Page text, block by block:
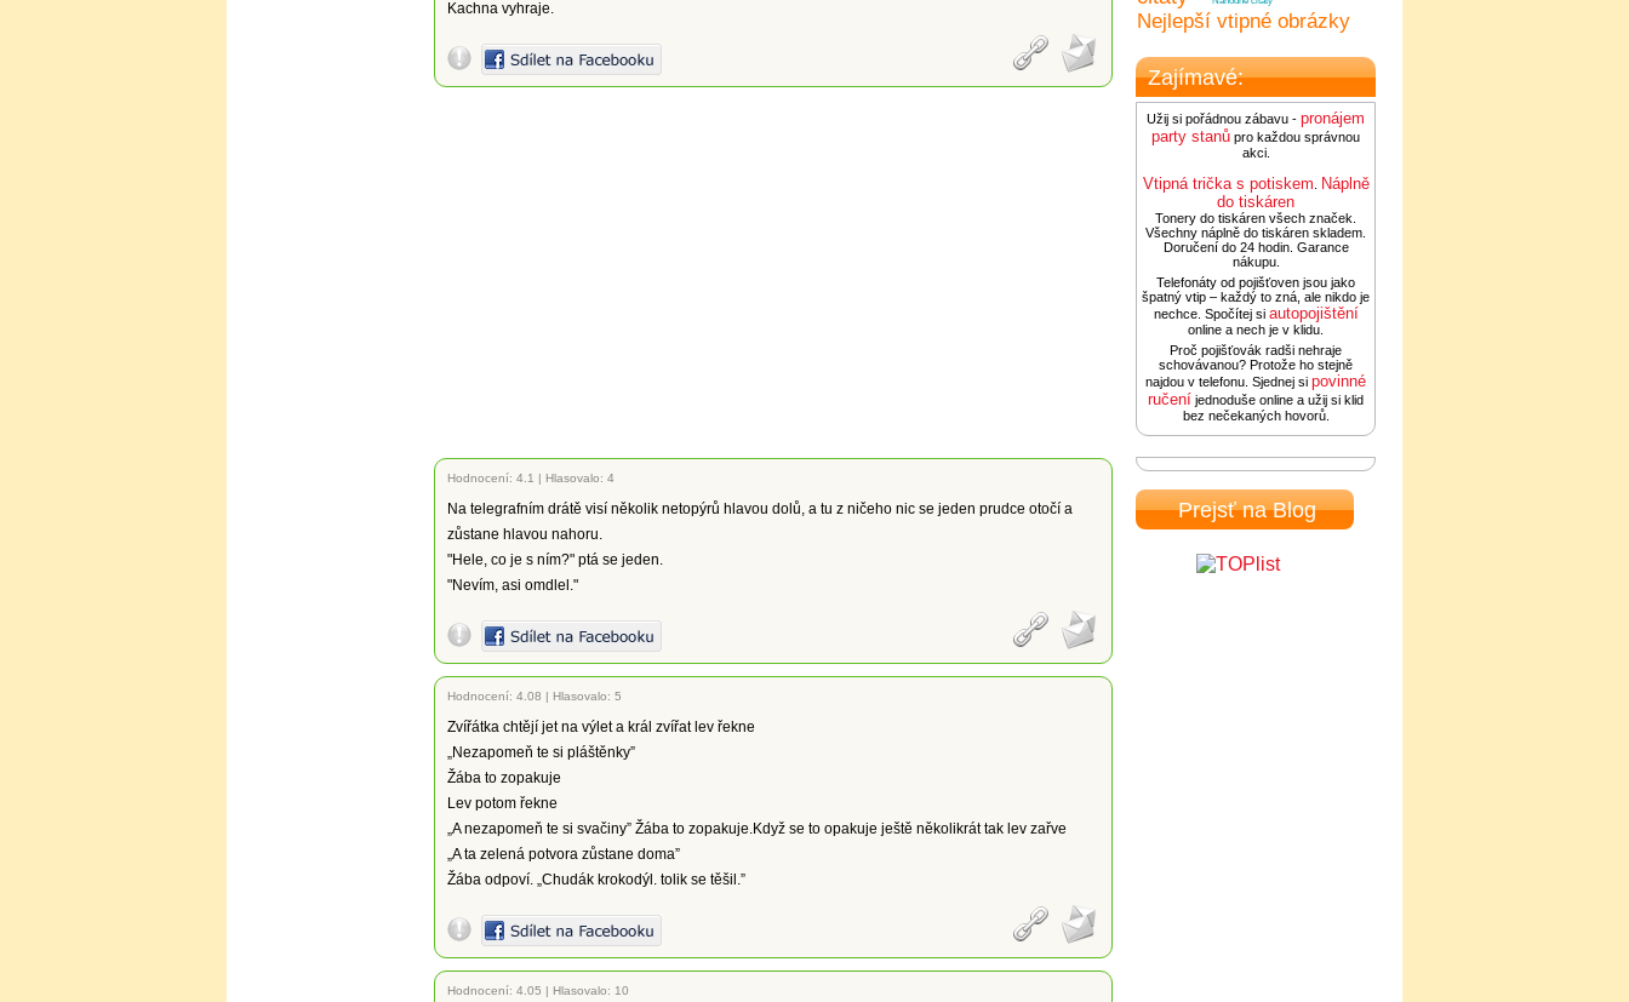
Kachna vyhraje.
Hodnocení: 4.1 | Hlasovalo: 4
Na telegrafním drátě visí několik netopýrů hlavou dolů, a tu z ničeho nic se jeden prudce otočí a
zůstane hlavou nahoru.
"Hele, co je s ním?" ptá se jeden.
"Nevím, asi omdlel."
Hodnocení: 4.08 | Hlasovalo: 5
Zvířátka chtějí jet na výlet a král zvířat lev řekne
„Nezapomeň te si pláštěnky”
Žába to zopakuje
Lev potom řekne
„A nezapomeň te si svačiny” Žába to zopakuje.Když se to opakuje ještě několikrát tak lev zařve
„A ta zelená potvora zůstane doma”
Žába odpoví. „Chudák krokodýl. tolik se těšil.”
Hodnocení: 4.05 | Hlasovalo: 10
Nejlepší vtipné obrázky
Zajímavé:
Užij si pořádnou zábavu - pronájem
party stanů pro každou správnou
akci.
Vtipná trička s potiskem Náplně
do tiskáren
Tonery do tiskáren všech značek.
Všechny náplně do tiskáren skladem.
Doručení do 24 hodin. Garance
nákupu.
Telefonáty od pojišťoven jsou jako
špatný vtip – každý to zná, ale nikdo je
nechce. Spočítej si autopojištění
online a nech je v klidu.
Proč pojišťovák radši nehraje
schovávanou? Protože ho stejně
najdou v telefonu. Sjednej si povinné
ručení jednoduše online a užij si klid
bez nečekaných hovorů.
Prejsť na Blog